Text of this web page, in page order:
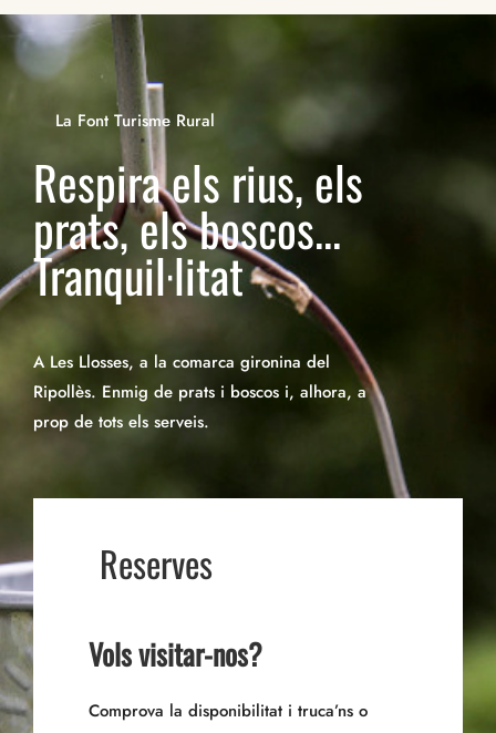
La Font Turisme Rural
Respira els rius, els
prats, els boscos...
Tranquil·litat
A Les Llosses, a la comarca gironina del
Ripollès. Enmig de prats i boscos i, alhora, a
prop de tots els serveis.
Reserves
Vols visitar-nos?
Comprova la disponibilitat i truca’ns o